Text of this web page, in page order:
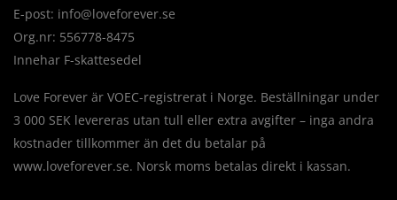
E-post: info@loveforever.se
Org.nr: 556778-8475
Innehar F-skattesedel
Love Forever är VOEC-registrerat i Norge. Beställningar under
3 000 SEK levereras utan tull eller extra avgifter – inga andra
kostnader tillkommer än det du betalar på
www.loveforever.se. Norsk moms betalas direkt i kassan.